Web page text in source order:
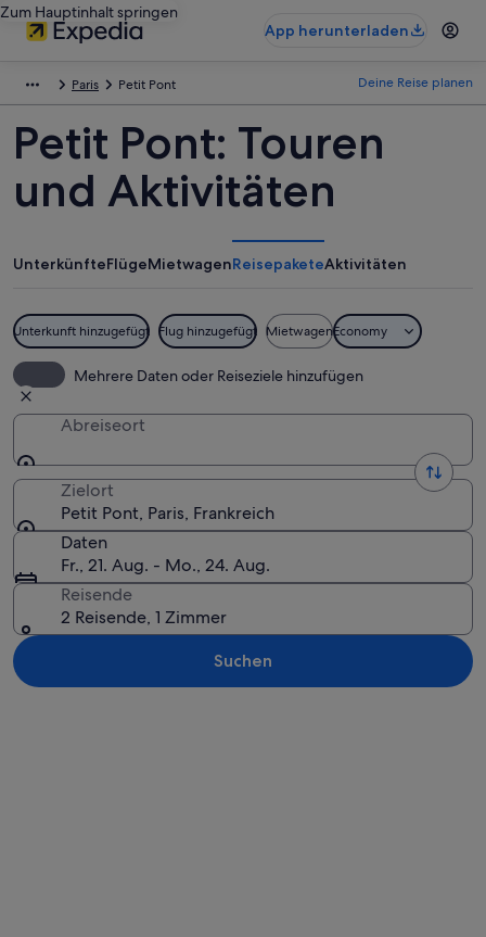
Zum Hauptinhalt springen
App herunterladen
Paris Petit Pont Deine Reise planen
Petit Pont: Touren
und Aktivitäten
UnterkünfteFlügeMietwagenReisepaketeAktivitäten
Unterkunft hinzugefügt Flug hinzugefügt MietwagenEconomy
Mehrere Daten oder Reiseziele hinzufügen
Abreiseort
Zielort
Petit Pont, Paris, Frankreich
Daten
Fr., 21. Aug. - Mo., 24. Aug.
Reisende
2 Reisende, 1 Zimmer
Suchen